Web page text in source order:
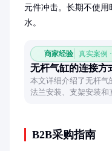
元件冲击。长期不使
水。
商家经验 真实案例
无杆气缸的连接方
本文详细介绍了无杆
法兰安装、支架安装和
B2B采购指南